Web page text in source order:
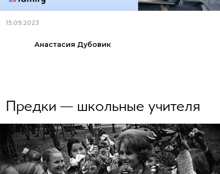
15.09.2023
Анастасия Дубовик
Предки — школьные учителя